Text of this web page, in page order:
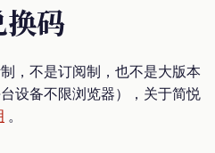
码
，不是订阅制，也不是大版本
设备不限浏览器），关于简悦
。